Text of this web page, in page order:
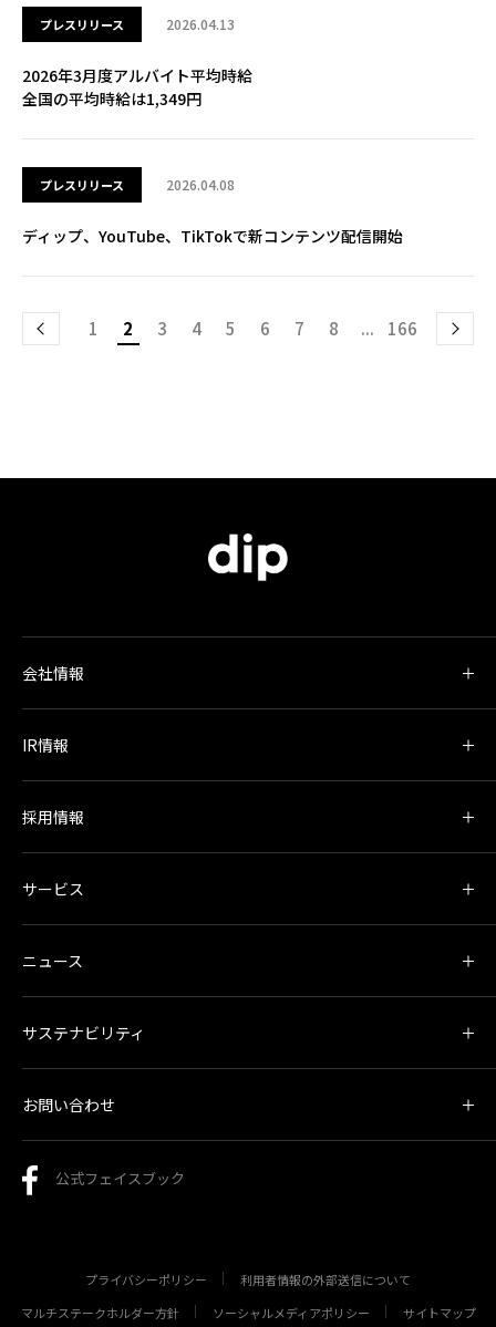
プレスリリース 2026.04.13
2026年3月度アルバイト平均時給
全国の平均時給は1,349円
プレスリリース 2026.04.08
ディップ、YouTube、TikTokで新コンテンツ配信開始
1 2 3 4 5 6 7 8 ... 166
会社情報
IR情報
採用情報
サービス
ニュース
サステナビリティ
お問い合わせ
公式フェイスブック
プライバシーポリシー
利用者情報の外部送信について
マルチステークホルダー方針
ソーシャルメディアポリシー サイトマップ